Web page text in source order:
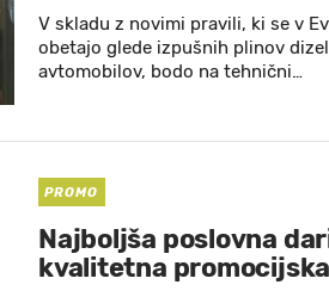
V skladu z novimi pravili, ki se v
obetajo glede izpušnih plinov
avtomobilov, bodo na tehnični…
PROMO
Najboljša poslovna
kvalitetna